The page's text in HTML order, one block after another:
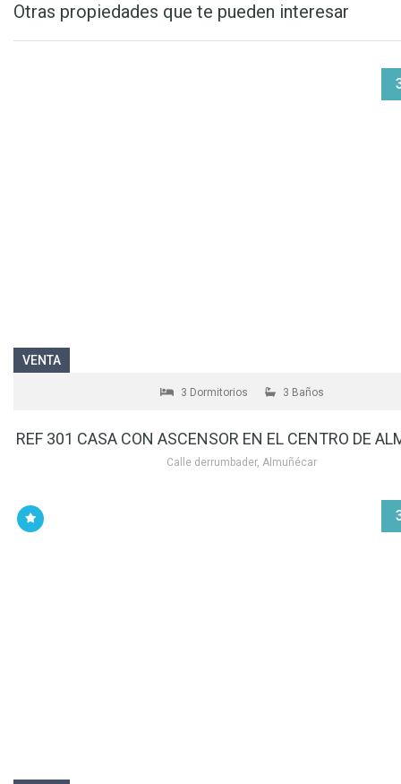
Otras propiedades que te pueden interesar
VENTA
3 Dormitorios 3 Baños
REF 301 CASA CON ASCENSOR EN EL CENTRO DE
Calle derrumbader, Almuñécar